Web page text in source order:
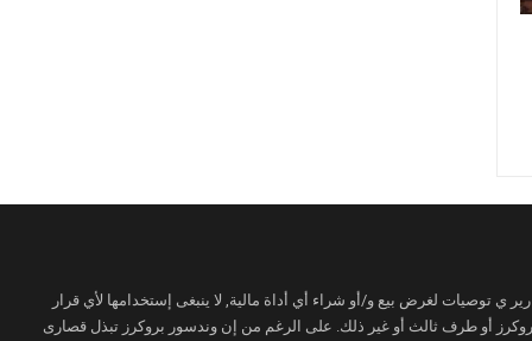
ي توصيات لغرض بيع و/أو شراء أي أداة مالية, لا ينبغى إستخدامها لأي قرار
أو طرف ثالث أو غير ذلك. على الرغم من إن وندسور بروكرز تبذل قصارى